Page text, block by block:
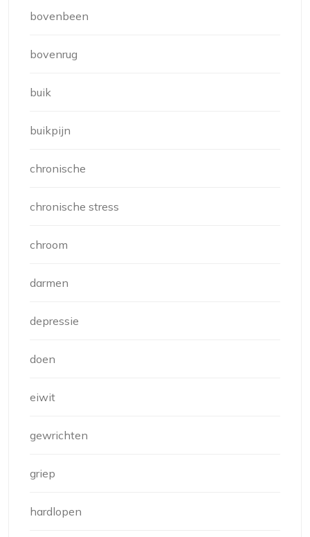
bovenbeen
bovenrug
buik
buikpijn
chronische
chronische stress
chroom
darmen
depressie
doen
eiwit
gewrichten
griep
hardlopen